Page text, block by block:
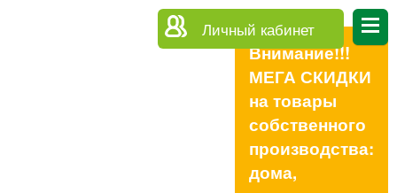
Личный кабинет
Внимание!!!
МЕГА СКИДКИ
на товары
собственного
производства:
дома,